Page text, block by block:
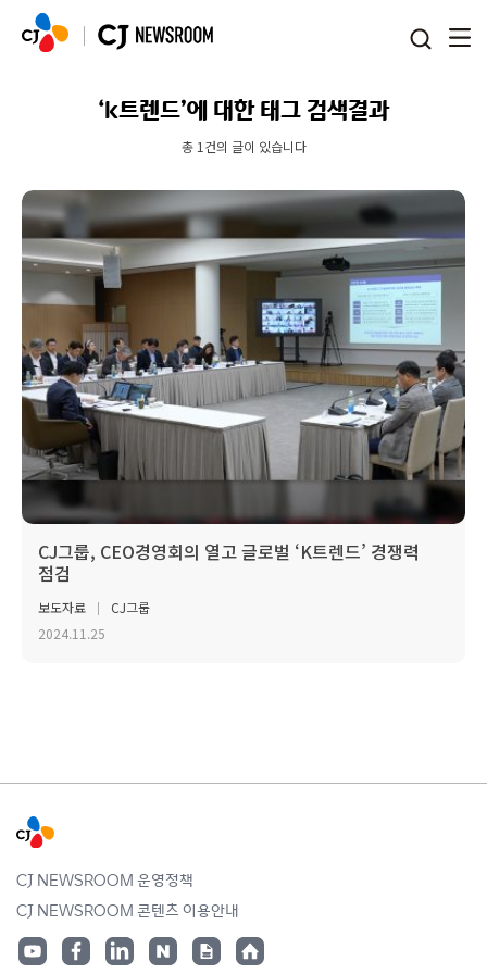
‘k트렌드’에 대한 태그 검색결과
총 1건의 글이 있습니다
CJ그룹, CEO경영회의 열고 글로벌 ‘K트렌드’ 경쟁력
점검
보도자료
CJ그룹
2024.11.25
CJ NEWSROOM 운영정책
CJ NEWSROOM 콘텐츠 이용안내